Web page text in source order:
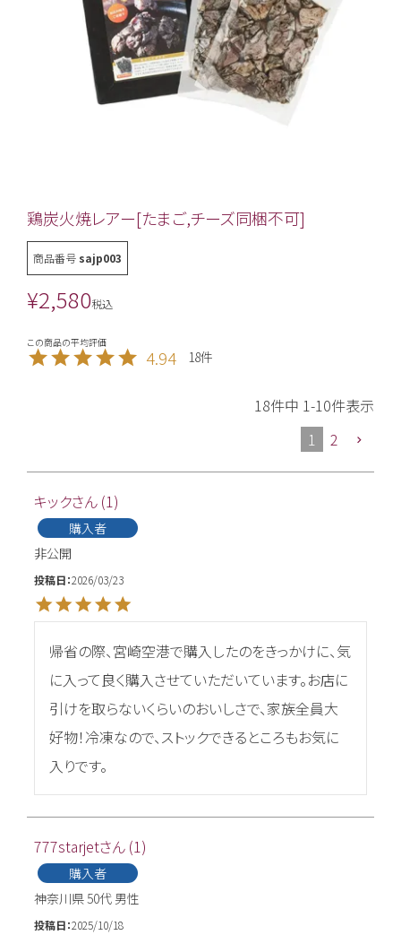
鶏炭火焼レアー[たまご,チーズ同梱不可]
商品番号 sajp003
¥2,580税込
4.94 18
18件中 1-10件表示
1
2
キック 1
購入者
非公開
投稿日 2026/03/23
帰省の際、宮崎空港で購入したのをきっかけに、気
に入って良く購入させていただいています。お店に
引けを取らないくらいのおいしさで、家族全員大
好物！冷凍なので、ストックできるところもお気に
入りです。
777starjet 1
購入者
神奈川県50代 男性
投稿日 2025/10/18